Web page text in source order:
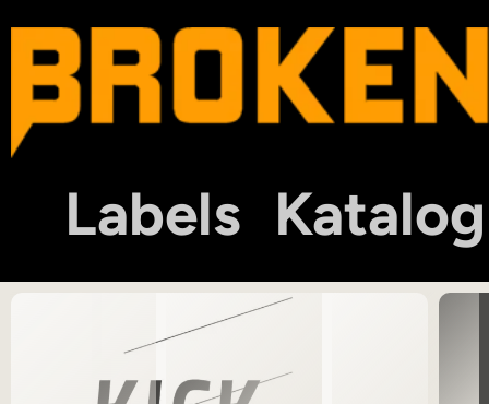
Labels Katalog